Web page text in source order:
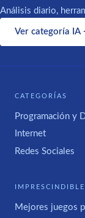
Análisis diario,
Ver categoría
CATEGORÍAS
Programación y
Internet
Redes Sociales
Mejores juegos